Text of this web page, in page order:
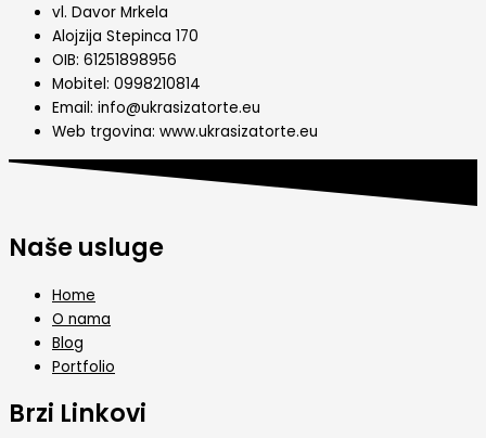
vl. Davor Mrkela
Alojzija Stepinca 170
OIB: 61251898956
Mobitel: 0998210814
Email: info@ukrasizatorte.eu
Web trgovina: www.ukrasizatorte.eu
Naše usluge
Home
O nama
Blog
Portfolio
Brzi Linkovi